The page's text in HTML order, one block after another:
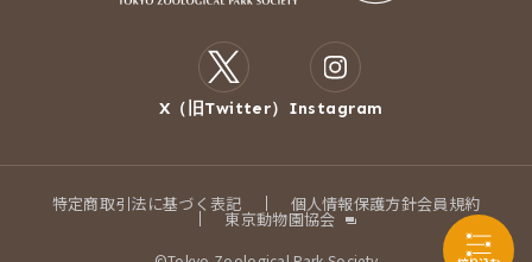
X（旧Twitter） Instagram
特定商取引法に基づく表記 個人情報保護方針会員規約
東京動物園協会